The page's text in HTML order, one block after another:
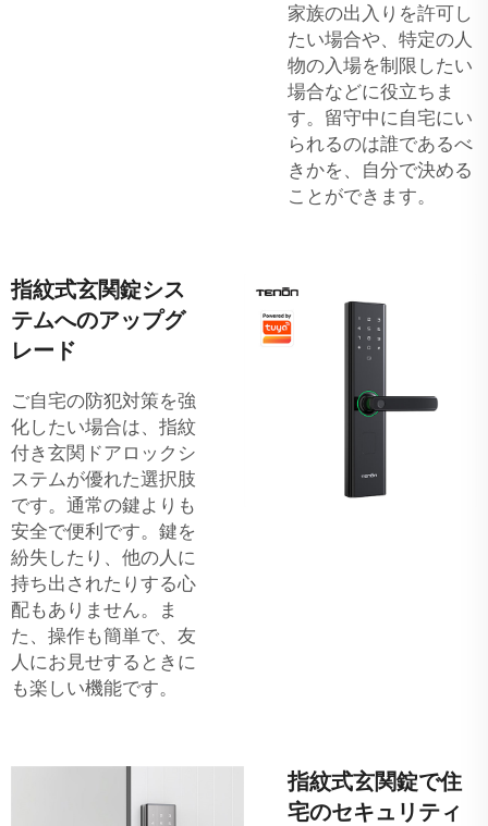
家族の出入りを許可し
たい場合や、特定の人
物の入場を制限したい
場合などに役立ちま
す。留守中に自宅にい
られるのは誰であるべ
きかを、自分で決める
ことができます。
指紋式玄関錠シス
テムへのアップグ
レード
ご自宅の防犯対策を強
化したい場合は、指紋
付き玄関ドアロックシ
ステムが優れた選択肢
です。通常の鍵よりも
安全で便利です。鍵を
紛失したり、他の人に
持ち出されたりする心
配もありません。ま
た、操作も簡単で、友
人にお見せするときに
も楽しい機能です。
指紋式玄関錠で住
宅のセキュリティ